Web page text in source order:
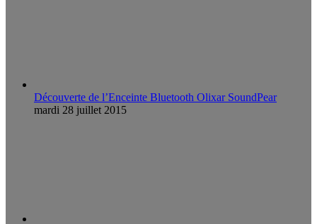
Découverte de l’Enceinte Bluetooth Olixar SoundPear
mardi 28 juillet 2015